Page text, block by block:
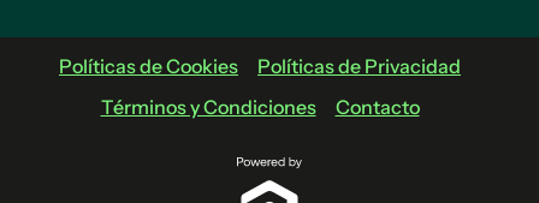
Políticas de Cookies
Políticas de Privacidad
Términos y Condiciones
Contacto